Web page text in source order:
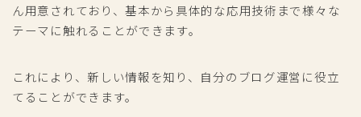
ん用意されており、基本から具体的な応用技術まで様々な
テーマに触れることができます。
これにより、新しい情報を知り、自分のブログ運営に役立
てることができます。